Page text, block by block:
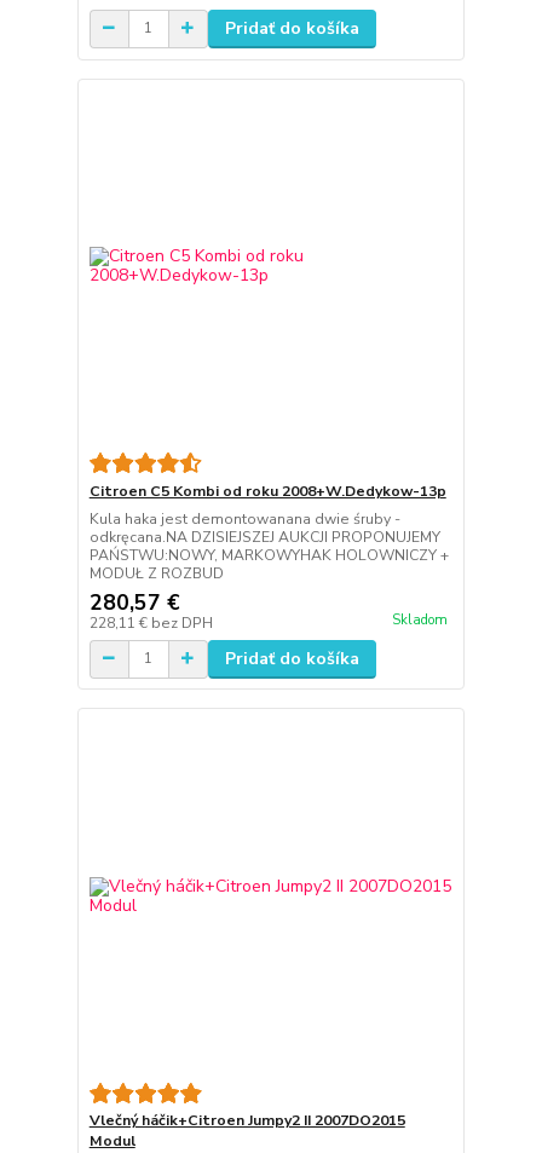
Pridať do košíka
Citroen C5 Kombi od roku 2008+W.Dedykow-13p
Kula haka jest demontowanana dwie śruby -
odkręcana.NA DZISIEJSZEJ AUKCJI PROPONUJEMY
PAŃSTWU:NOWY, MARKOWYHAK HOLOWNICZY +
MODUŁ Z ROZBUD
280,57 €
228,11 € bez DPH Skladom
Pridať do košíka
Vlečný háčik+Citroen Jumpy2 II 2007DO2015
Modul